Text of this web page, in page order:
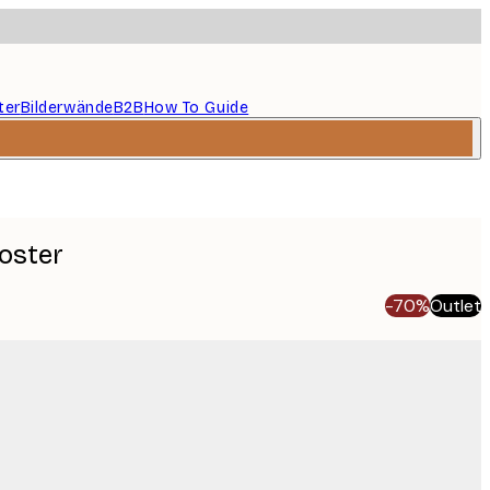
BilderwändeB2BHow To Guide
-70%Outlet